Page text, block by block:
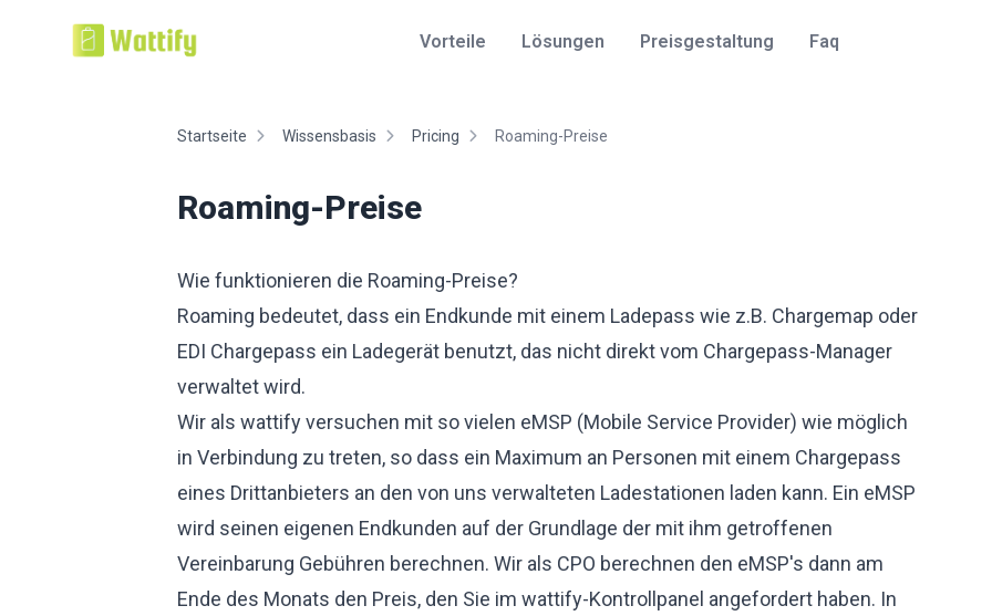
Vorteile Lösungen Preisgestaltung Faq
Startseite Wissensbasis Pricing Roaming-Preise
Roaming-Preise
Wie funktionieren die Roaming-Preise?
Roaming bedeutet, dass ein Endkunde mit einem Ladepass wie z.B. Chargemap oder
EDI Chargepass ein Ladegerät benutzt, das nicht direkt vom Chargepass-Manager
verwaltet wird.
Wir als wattify versuchen mit so vielen eMSP (Mobile Service Provider) wie möglich
in Verbindung zu treten, so dass ein Maximum an Personen mit einem Chargepass
eines Drittanbieters an den von uns verwalteten Ladestationen laden kann. Ein eMSP
wird seinen eigenen Endkunden auf der Grundlage der mit ihm getroffenen
Vereinbarung Gebühren berechnen. Wir als CPO berechnen den eMSP's dann am
Ende des Monats den Preis, den Sie im wattify-Kontrollpanel angefordert haben. In